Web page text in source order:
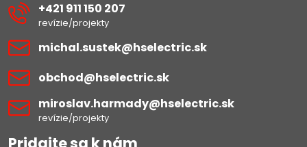
+421 911 150 207
revízie/projekty
michal​.sustek​@hselectric​.sk
obchod​@hselectric​.sk
miroslav​.harmady​@hselectric​.sk
revízie/projekty